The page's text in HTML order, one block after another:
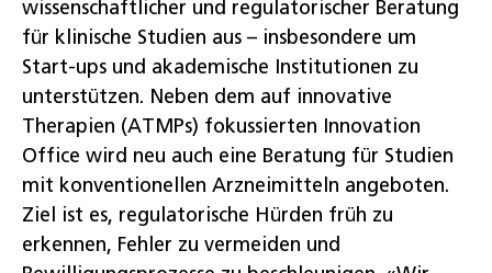
wissenschaftlicher und regulatorischer Beratung
für klinische Studien aus – insbesondere um
Start-ups und akademische Institutionen zu
unterstützen. Neben dem auf innovative
Therapien (ATMPs) fokussierten Innovation
Office wird neu auch eine Beratung für Studien
mit konventionellen Arzneimitteln angeboten.
Ziel ist es, regulatorische Hürden früh zu
erkennen, Fehler zu vermeiden und